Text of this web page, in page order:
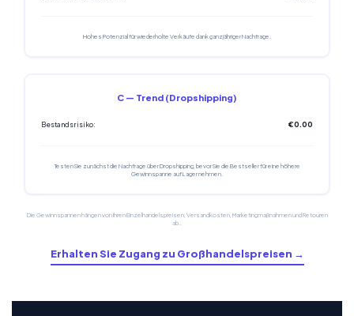
Hohes Potenzial für wiederholte Verkäufe dank ganzjähriger Nachfrage.
C — Trend (Dropshipping)
Bestandsrisiko: €0.00
Testen Sie zunächst die Nachfrage über Dropshipping, bevor Sie die Bestseller für eine höhere
Gewinnspanne auf Lager nehmen.
Die Gewinnspannen hängen von Ihren Einzelhandelspreisen, Versandkosten, Marketingmaßnahmen und Retouren
ab..
Erhalten Sie Zugang zu Großhandelspreisen →